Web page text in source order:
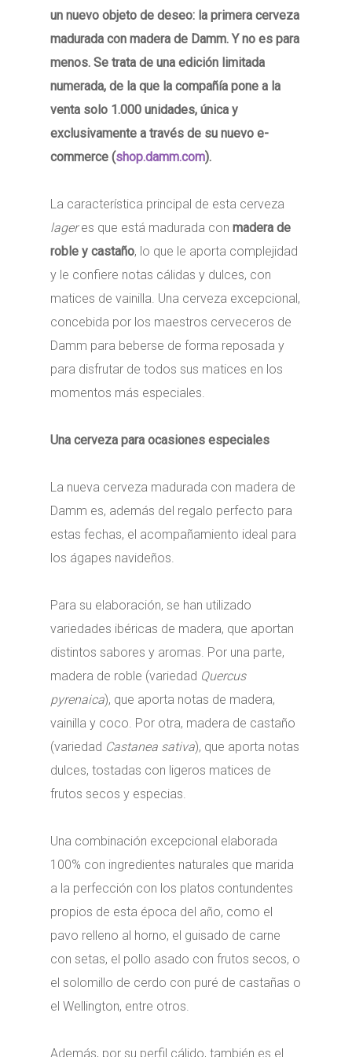
un nuevo objeto de deseo: la primera cerveza
madurada con madera de Damm. Y no es para
menos. Se trata de una edición limitada
numerada, de la que la compañía pone a la
venta solo 1.000 unidades, única y
exclusivamente a través de su nuevo e-
commerce (shop.damm.com).
La característica principal de esta cerveza
lageres que está madurada con madera de
roble y castaño, lo que le aporta complejidad
y le confiere notas cálidas y dulces, con
matices de vainilla. Una cerveza excepcional,
concebida por los maestros cerveceros de
Damm para beberse de forma reposada y
para disfrutar de todos sus matices en los
momentos más especiales.
Una cerveza para ocasiones especiales
La nueva cerveza madurada con madera de
Damm es, además del regalo perfecto para
estas fechas, el acompañamiento ideal para
los ágapes navideños.
Para su elaboración, se han utilizado
variedades ibéricas de madera, que aportan
distintos sabores y aromas. Por una parte,
madera de roble (variedad Quercus
pyrenaica), que aporta notas de madera,
vainilla y coco. Por otra, madera de castaño
(variedad Castanea sativa), que aporta notas
dulces, tostadas con ligeros matices de
frutos secos y especias.
Una combinación excepcional elaborada
100% con ingredientes naturales que marida
a la perfección con los platos contundentes
propios de esta época del año, como el
pavo relleno al horno, el guisado de carne
con setas, el pollo asado con frutos secos, o
el solomillo de cerdo con puré de castañas o
el Wellington, entre otros.
Además, por su perfil cálido, también es el